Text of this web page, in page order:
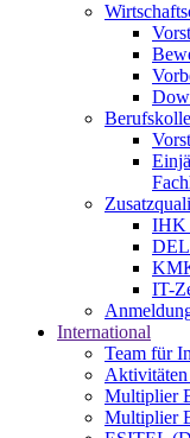
IHK
IT-
International
Team für
Aktivitäten
Multiplier
Multiplier